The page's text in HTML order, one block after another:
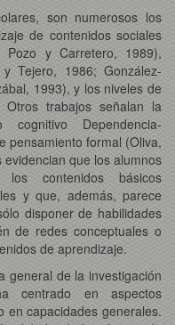
son numerosos los
de contenidos sociales
Pozo y Carretero, 1989),
Tejero, 1986; González-
1993), y los niveles de
Otros trabajos señalan la
Dependencia-
pensamiento formal (Oliva,
que los alumnos
los contenidos básicos
y que, además, parece
disponer de habilidades
de redes conceptuales o
de aprendizaje.
general de la investigación
centrado en aspectos
en capacidades generales.